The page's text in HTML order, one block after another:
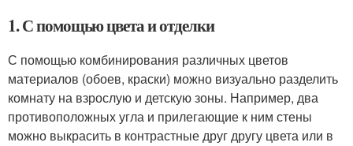
1. С помощью цвета и отделки
С помощью комбинирования различных цветов
материалов (обоев, краски) можно визуально разделить
комнату на взрослую и детскую зоны. Например, два
противоположных угла и прилегающие к ним стены
можно выкрасить в контрастные друг другу цвета или в